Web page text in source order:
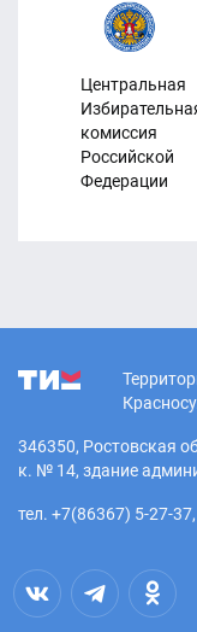
21.04.2026
Центральная
комиссия
Российской
Федерации
346350, Ростовская
к. № 14, здание
тел. +7(86367) 5-27-